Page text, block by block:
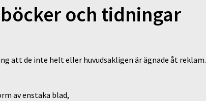
och tidningar
att de inte helt eller huvudsakligen är ägnade åt reklam.
av enstaka blad,